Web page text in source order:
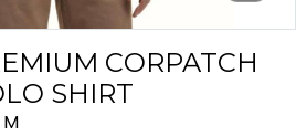
CORPATCH
SHIRT
M